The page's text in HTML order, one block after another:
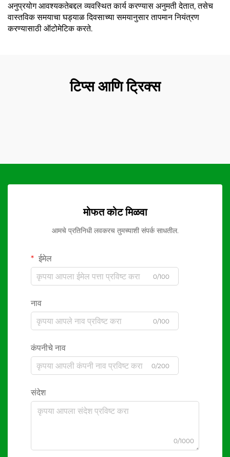
अनुप्रयोग आवश्यकतेबद्दल व्यवस्थित कार्य करण्यास अनुमती देतात, तसेच
वास्तविक समयाचा घड्याळ दिवसाच्या समयानुसार तापमान नियंत्रण
करण्यासाठी ऑटोमेटिक करते.
टिप्स आणि ट्रिक्स
मोफत कोट मिळवा
आमचे प्रतिनिधी लवकरच तुमच्याशी संपर्क साधतील.
ईमेल
0/100
नाव
0/100
कंपनीचे नाव
0/200
संदेश
0/1000